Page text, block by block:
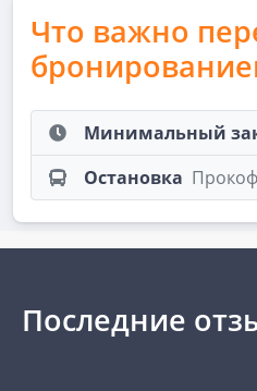
Что важно
Минимальный
Остановка
Последние